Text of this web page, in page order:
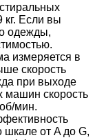
кг. Если вы
одежды,
измеряется в
скорость
при выходе
машин скорость
мин.
от A до G,